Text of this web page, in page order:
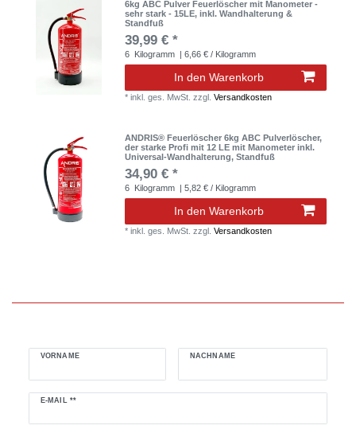
6kg ABC Pulver Feuerlöscher mit Manometer -
sehr stark - 15LE, inkl. Wandhalterung &
Standfuß
39,99 € *
6 Kilogramm | 6,66 € / Kilogramm
In den Warenkorb
*inkl. ges. MwSt. zzgl.Versandkosten
ANDRIS® Feuerlöscher 6kg ABC Pulverlöscher,
der starke Profi mit 12 LE mit Manometer inkl.
Universal-Wandhalterung, Standfuß
34,90 € *
6 Kilogramm | 5,82 € / Kilogramm
In den Warenkorb
*inkl. ges. MwSt. zzgl.Versandkosten
VORNAME NACHNAME
E-MAIL **
Newsletter